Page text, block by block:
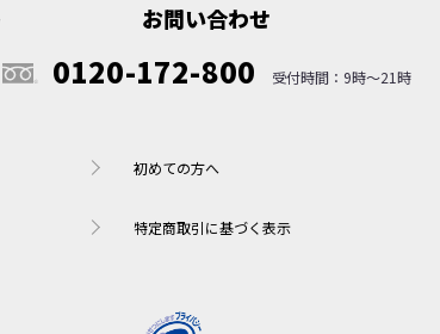
お問い合わせ
0120-172-800
初めての方へ
特定商取引に基づく表示